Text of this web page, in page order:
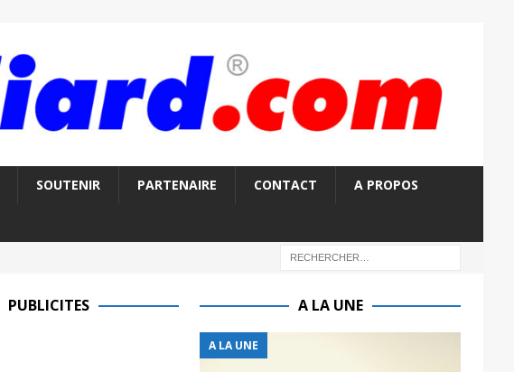
SOUTENIR PARTENAIRE CONTACT A PROPOS
PUBLICITES A LA UNE
A LA UNE